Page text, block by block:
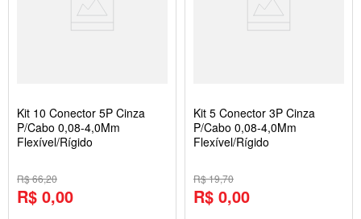
Kit 10 Conector 5P Cinza
P/Cabo 0,08-4,0Mm
Flexível/Rígido
R$ 66,20
R$ 0,00
Kit 5 Conector 3P Cinza
P/Cabo 0,08-4,0Mm
Flexível/Rígido
R$ 19,70
R$ 0,00